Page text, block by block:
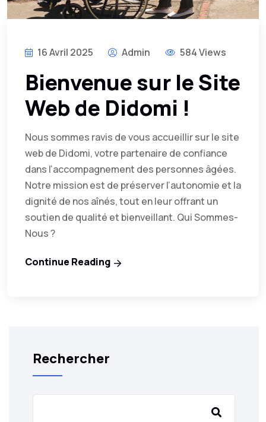
16 Avril 2025 Admin 584 Views
Bienvenue sur le Site
Web de Didomi !
Nous sommes ravis de vous accueillir sur le site
web de Didomi, votre partenaire de confiance
dans l’accompagnement des personnes âgées.
Notre mission est de préserver l’autonomie et la
dignité de nos aînés, tout en leur offrant un
soutien de qualité et bienveillant. Qui Sommes-
Nous ?
Continue Reading
Rechercher